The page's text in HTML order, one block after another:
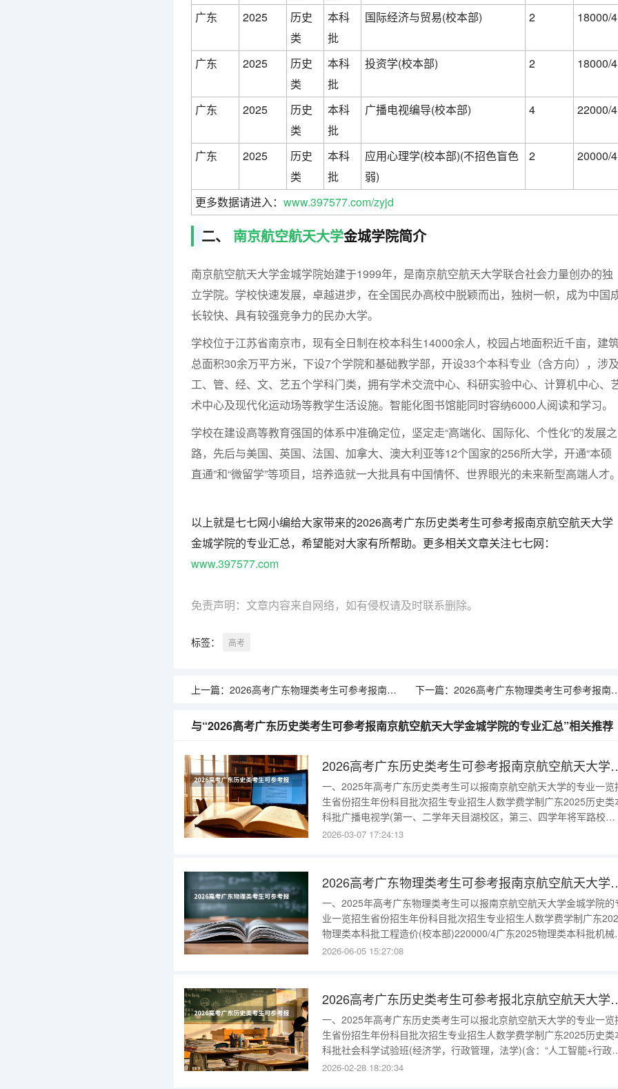
广东 2025
历史
类
本科
批
国际经济与贸易(校本部) 2 18000/4
广东 2025
历史
类
本科
批
投资学(校本部) 2 18000/4
广东 2025
历史
类
本科
批
广播电视编导(校本部) 4 22000/4
广东 2025
历史
类
本科
批
应用心理学(校本部)(不招色盲色
弱)
2 20000/4
更多数据请进入： www.397577.com/zyjd
二、 南京航空航天大学金城学院简介
南京航空航天大学金城学院始建于1999年，是南京航空航天大学联合社会力量创办的独
立学院。学校快速发展，卓越进步，在全国民办高校中脱颖而出，独树一帜，成为中国
长较快、具有较强竞争力的民办大学。
学校位于江苏省南京市，现有全日制在校本科生14000余人，校园占地面积近千亩，建
总面积30余万平方米，下设7个学院和基础教学部，开设33个本科专业（含方向），涉及
工、管、经、文、艺五个学科门类，拥有学术交流中心、科研实验中心、计算机中心、
术中心及现代化运动场等教学生活设施。智能化图书馆能同时容纳6000人阅读和学习。
学校在建设高等教育强国的体系中准确定位，坚定走“高端化、国际化、个性化”的发展之
路，先后与美国、英国、法国、加拿大、澳大利亚等12个国家的256所大学，开通“本硕
直通”和“微留学”等项目，培养造就一大批具有中国情怀、世界眼光的未来新型高端人才。
以上就是七七网小编给大家带来的2026高考广东历史类考生可参考报南京航空航天大学
金城学院的专业汇总，希望能对大家有所帮助。更多相关文章关注七七网：
www.397577.com
免责声明：文章内容来自网络，如有侵权请及时联系删除。
标签： 高考
上一篇： 2026高考广东物理类考生可参考报南京工业大学浦江学院的专业汇总 下一篇： 2026高考广东物理类考生可参考报南京航空航天大学金城学院的专业汇总
与“2026高考广东历史类考生可参考报南京航空航天大学金城学院的专业汇总”相关推荐
2026高考广东历史类
一、2025年高考广东历史类考生可以报南京航空航天大学的专业一览
生省份招生年份科目批次招生专业招生人数学费学制广东2025历史类
科批广播电视学(第一、二学年天目湖校区，第三、四学年将军路校
区)25200/4广东2025历史类本科批英语(培养民航业务、国际贸易人才)
2026-03-07 17:24:13
2026高考广东物理类考生
一、2025年高考广东物理类考生可以报南京航空航天大学金城学院的
业一览招生省份招生年份科目批次招生专业招生人数学费学制广东
物理类本科批工程造价(校本部)220000/4广东2025物理类本科批机械
子工程(校本部)220000/4广东2025物理类本科批电气工程及其自动化(
2026-06-05 15:27:08
2026高考广东历史类
一、2025年高考广东历史类考生可以报北京航空航天大学的专业一览
生省份招生年份科目批次招生专业招生人数学费学制广东2025历史类
科批社会科学试验班(经济学，行政管理，法学)(含：“人工智能+行政
理”“法学+人工智能”双学位项目，具体包含：专业请查看学校网站)(学院
2026-02-28 18:20:34